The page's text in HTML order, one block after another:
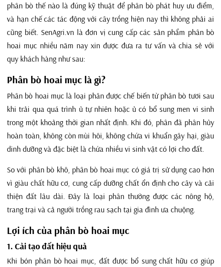
phân bò thế nào là đúng kỹ thuật để phân bò phát huy ưu điểm,
và hạn chế các tác động với cây trồng hiện nay thì không phải ai
cũng biết. SenAgri.vn là đơn vị cung cấp các sản phẩm phân bò
hoai mục nhiều năm nay xin được đưa ra tư vấn và chia sẻ với
quy khách hàng như sau:
Phân bò hoai mục là gì?
Phân bò hoai mục là loại phân được chế biến từ phân bò tươi sau
khi trải qua quá trình ủ tự nhiên hoặc ủ có bổ sung men vi sinh
trong một khoảng thời gian nhất định. Khi đó, phân đã phân hủy
hoàn toàn, không còn mùi hôi, không chứa vi khuẩn gây hại, giàu
dinh dưỡng và đặc biệt là chứa nhiều vi sinh vật có lợi cho đất.
So với phân bò khô, phân bò hoai mục có giá trị sử dụng cao hơn
vì giàu chất hữu cơ, cung cấp dưỡng chất ổn định cho cây và cải
thiện đất lâu dài. Đây là loại phân thường được các nông hộ,
trang trại và cả người trồng rau sạch tại gia đình ưa chuộng.
Lợi ích của phân bò hoai mục
1. Cải tạo đất hiệu quả
Khi bón phân bò hoai mục, đất được bổ sung chất hữu cơ giúp